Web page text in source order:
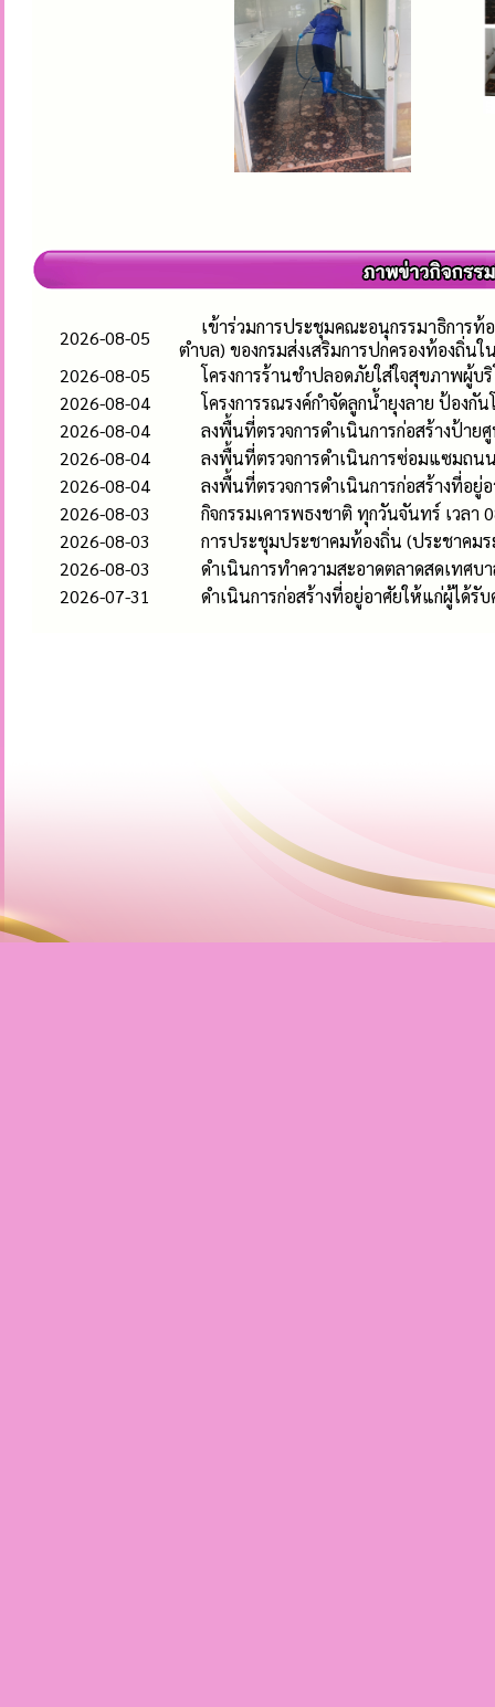
2026-08-05
เข้าร่วมการประชุมคณะอนุกรรมาธิการ
ตำบล) ของกรมส่งเสริมการปกครองท้องถิ่นใ
2026-08-05
โครงการร้านชำปลอดภัยใส่ใจสุขภาพผู้บ
2026-08-04
โครงการรณรงค์กำจัดลูกน้ำยุงลาย ป้อง
2026-08-04
ลงพื้นที่ตรวจการดำเนินการก่อสร้างป้า
2026-08-04
ลงพื้นที่ตรวจการดำเนินการซ่อมแซมถน
2026-08-04
ลงพื้นที่ตรวจการดำเนินการก่อสร้างที่อ
2026-08-03
กิจกรรมเคารพธงชาติ ทุกวันจันทร์ เวลา
2026-08-03
การประชุมประชาคมท้องถิ่น (ประชาคม
2026-08-03
ดำเนินการทำความสะอาดตลาดสดเทศ
2026-07-31
ดำเนินการก่อสร้างที่อยู่อาศัยให้แก่ผู้ได้